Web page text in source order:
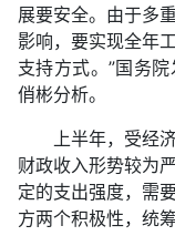
展要安全。由于多
影响，要实现全年
支持方式。”国务
俏彬分析。
上半年，受经
财政收入形势较为
定的支出强度，需
方两个积极性，统